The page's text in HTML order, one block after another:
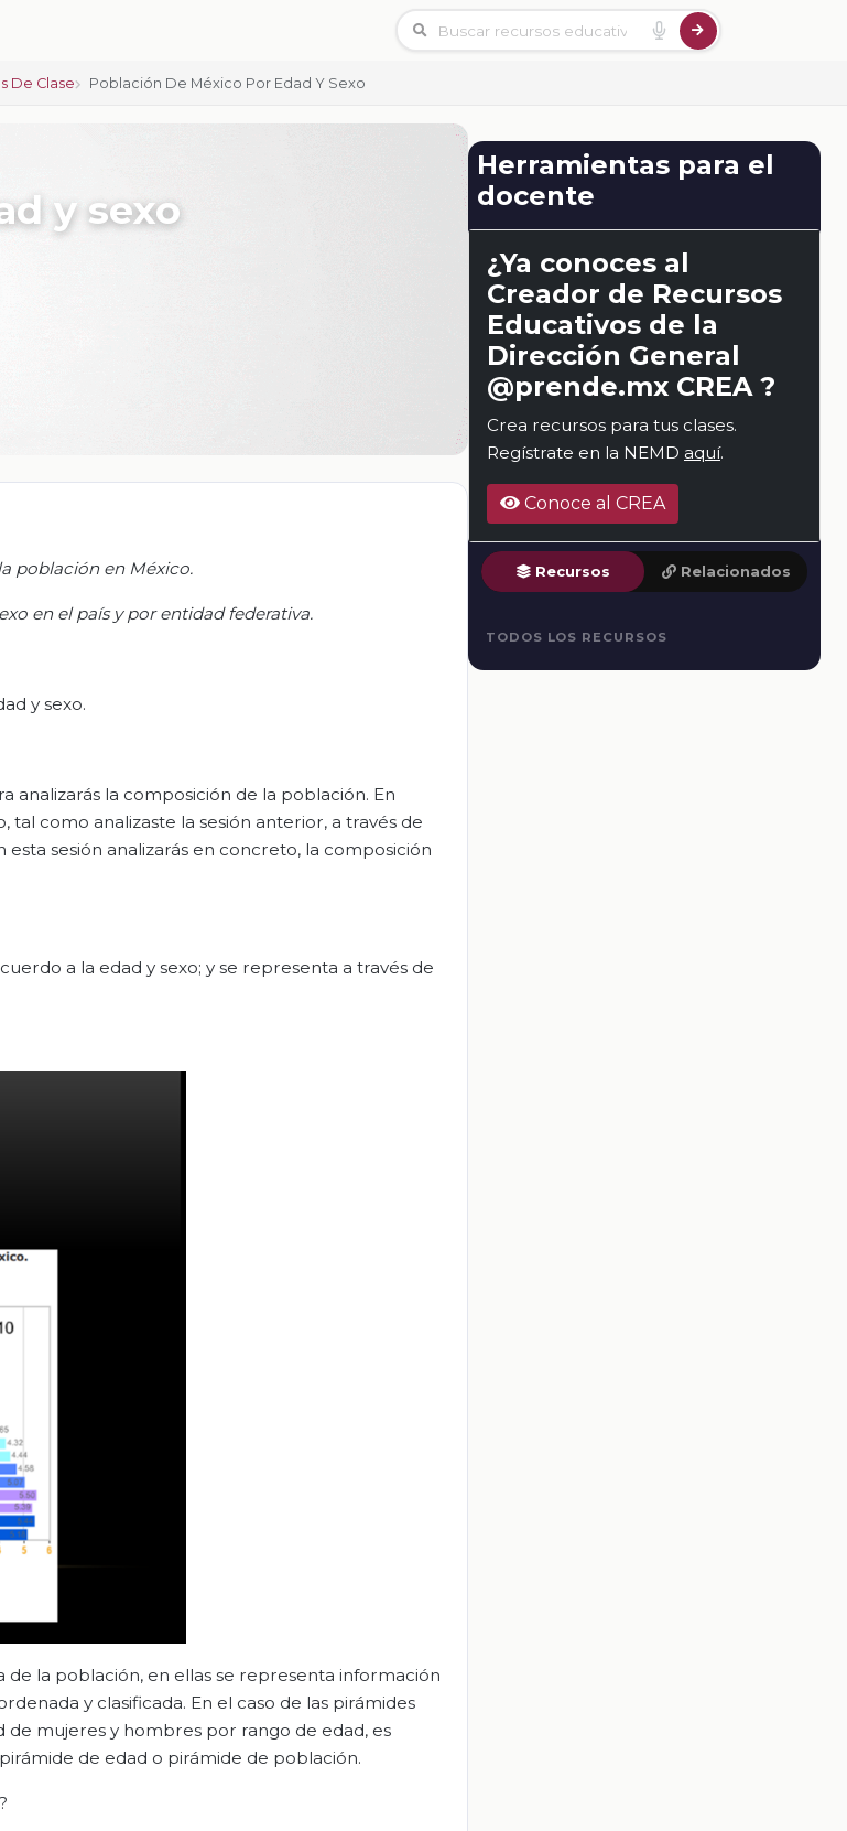
De Clase Población De México Por Edad Y Sexo
y sexo
población en México.
en el país y por entidad federativa.
y sexo.
analizarás la composición de la población. En
como analizaste la sesión anterior, a través de
sesión analizarás en concreto, la composición
a la edad y sexo; y se representa a través de
la población, en ellas se representa información
y clasificada. En el caso de las pirámides
de mujeres y hombres por rango de edad, es
de edad o pirámide de población.
Herramientas para el
docente
¿Ya conoces al
Creador de Recursos
Educativos de la
Dirección General
@prende.mx CREA ?
Crea recursos para tus clases.
Regístrate en la NEMD aquí.
Conoce al CREA
Recursos Relacionados
TODOS LOS RECURSOS